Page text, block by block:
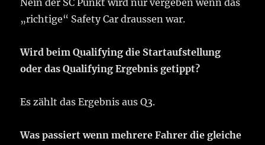
Nein der SC Punkt wird nur vergeben wenn das
„richtige“ Safety Car draussen war.
Wird beim Qualifying die Startaufstellung
oder das Qualifying Ergebnis getippt?
Es zählt das Ergebnis aus Q3.
Was passiert wenn mehrere Fahrer die gleiche